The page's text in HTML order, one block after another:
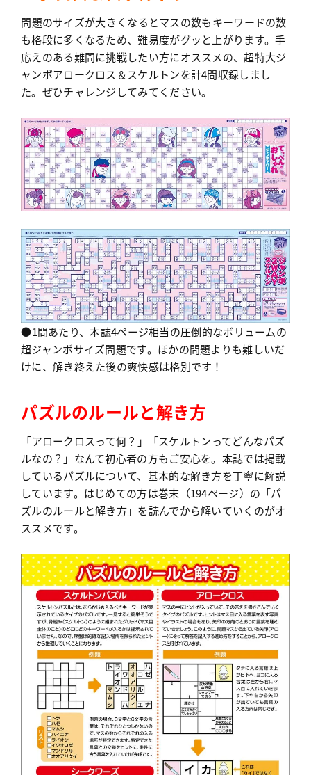
問題のサイズが大きくなるとマスの数もキーワードの数
も格段に多くなるため、難易度がグッと上がります。手
応えのある難問に挑戦したい方にオススメの、超特大ジ
ャンボアロークロス＆スケルトンを計4問収録しまし
た。ぜひチャレンジしてみてください。
●1問あたり、本誌4ページ相当の圧倒的なボリュームの
超ジャンボサイズ問題です。ほかの問題よりも難しいだ
けに、解き終えた後の爽快感は格別です！
パズルのルールと解き方
「アロークロスって何？」「スケルトンってどんなパズ
ルなの？」なんて初心者の方もご安心を。本誌では掲載
しているパズルについて、基本的な解き方を丁寧に解説
しています。はじめての方は巻末（194ページ）の「パ
ズルのルールと解き方」を読んでから解いていくのがオ
ススメです。